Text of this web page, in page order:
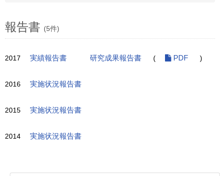
報告書 (5件)
2017 実績報告書 研究成果報告書 ( PDF )
2016 実施状況報告書
2015 実施状況報告書
2014 実施状況報告書